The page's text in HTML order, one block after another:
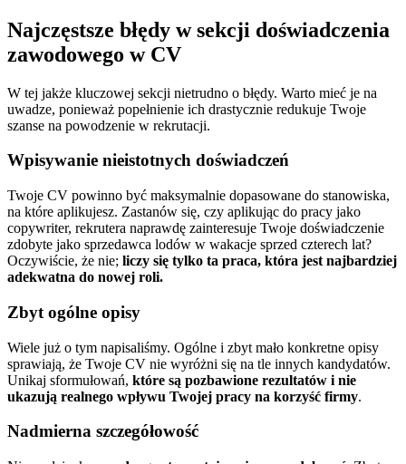
Najczęstsze błędy w sekcji doświadczenia
zawodowego w CV
W tej jakże kluczowej sekcji nietrudno o błędy. Warto mieć je na
uwadze, ponieważ popełnienie ich drastycznie redukuje Twoje
szanse na powodzenie w rekrutacji.
Wpisywanie nieistotnych doświadczeń
Twoje CV powinno być maksymalnie dopasowane do stanowiska,
na które aplikujesz. Zastanów się, czy aplikując do pracy jako
copywriter, rekrutera naprawdę zainteresuje Twoje doświadczenie
zdobyte jako sprzedawca lodów w wakacje sprzed czterech lat?
Oczywiście, że nie; liczy się tylko ta praca, która jest najbardziej
adekwatna do nowej roli.
Zbyt ogólne opisy
Wiele już o tym napisaliśmy. Ogólne i zbyt mało konkretne opisy
sprawiają, że Twoje CV nie wyróżni się na tle innych kandydatów.
Unikaj sformułowań, które są pozbawione rezultatów i nie
ukazują realnego wpływu Twojej pracy na korzyść firmy.
Nadmierna szczegółowość